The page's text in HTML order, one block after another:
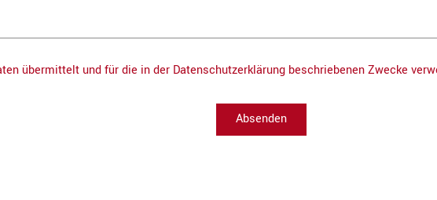
übermittelt und für die in der Datenschutzerklärung beschriebenen Zwecke